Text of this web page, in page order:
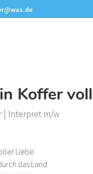
Koffer
| Interpret m/w
Liebe
das Land